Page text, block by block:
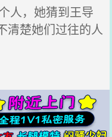
人，她猜到王导
清楚她们过往的人